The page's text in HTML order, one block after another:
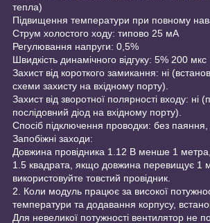
тепла)
Підвищення температури при повному
Струм холостого ходу: типово 25 мА
Регулювання напруги: 0,5%
Швидкість динамічного відгуку: 5% 200 мкс
Захист від короткого замикання: ні
схеми захисту на вхідному порту).
Захист від зворотної полярності входу: ні
послідовний діод на вхідному порту).
Спосіб підключення проводки: без
Запобіжні заходи:
Довжина провідника 1.12 В менше 1
1.5 квадрата, якщо довжина перевищує 1
використовуйте товстий провідник.
2. Коли модуль працює за високої
температури та додавання корпусу,
Для невеликої потужності вентилятор не